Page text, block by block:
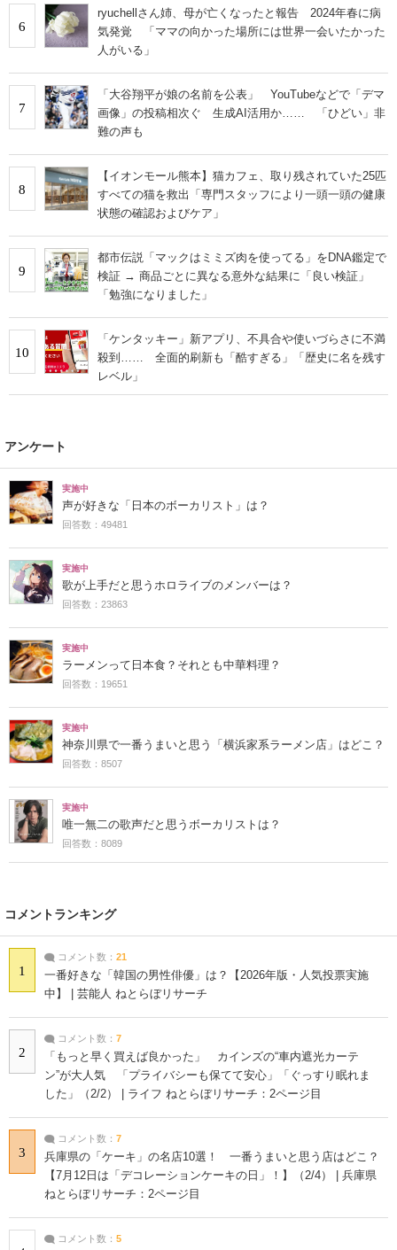
6
ryuchellさん姉、母が亡くなったと報告 2024年春に病
気発覚 「ママの向かった場所には世界一会いたかった
人がいる」
7
「大谷翔平が娘の名前を公表」 YouTubeなどで「デマ
画像」の投稿相次ぐ 生成AI活用か…… 「ひどい」非
難の声も
8
【イオンモール熊本】猫カフェ、取り残されていた25匹
すべての猫を救出「専門スタッフにより一頭一頭の健康
状態の確認およびケア」
9
都市伝説「マックはミミズ肉を使ってる」をDNA鑑定で
検証 → 商品ごとに異なる意外な結果に「良い検証」
「勉強になりました」
10
「ケンタッキー」新アプリ、不具合や使いづらさに不満
殺到…… 全面的刷新も「酷すぎる」「歴史に名を残す
レベル」
アンケート
実施中
声が好きな「日本のボーカリスト」は？
回答数：49481
実施中
歌が上手だと思うホロライブのメンバーは？
回答数：23863
実施中
ラーメンって日本食？それとも中華料理？
回答数：19651
実施中
神奈川県で一番うまいと思う「横浜家系ラーメン店」はどこ？
回答数：8507
実施中
唯一無二の歌声だと思うボーカリストは？
回答数：8089
コメントランキング
1
コメント数： 21
一番好きな「韓国の男性俳優」は？【2026年版・人気投票実施
中】 | 芸能人 ねとらぼリサーチ
2
コメント数： 7
「もっと早く買えば良かった」 カインズの“車内遮光カーテ
ン”が大人気 「プライバシーも保てて安心」「ぐっすり眠れま
した」（2/2） | ライフ ねとらぼリサーチ：2ページ目
3
コメント数： 7
兵庫県の「ケーキ」の名店10選！ 一番うまいと思う店はどこ？
【7月12日は「デコレーションケーキの日」！】（2/4） | 兵庫県
ねとらぼリサーチ：2ページ目
コメント数： 5